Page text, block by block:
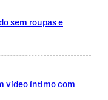
sem roupas e
vídeo íntimo com